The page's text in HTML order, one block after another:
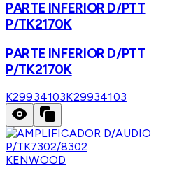
PARTE INFERIOR D/PTT
P/TK2170K
PARTE INFERIOR D/PTT
P/TK2170K
K29934103K29934103
KENWOOD